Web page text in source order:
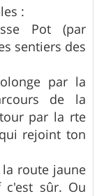
:
Pot (par
sentiers des
par la
de la
par la rte
rejoint ton
route jaune
sûr. Ou